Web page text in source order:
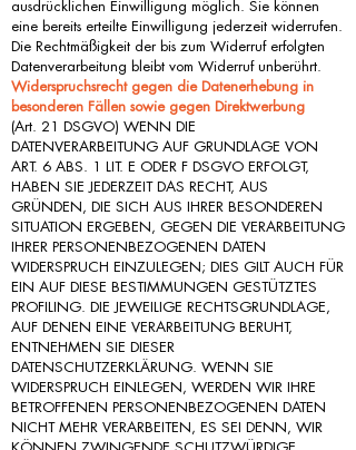
ausdrücklichen Einwilligung möglich. Sie können
eine bereits erteilte Einwilligung jederzeit widerrufen.
Die Rechtmäßigkeit der bis zum Widerruf erfolgten
Datenverarbeitung bleibt vom Widerruf unberührt.
Widerspruchsrecht gegen die Datenerhebung in
besonderen Fällen sowie gegen Direktwerbung
(Art. 21 DSGVO) WENN DIE
DATENVERARBEITUNG AUF GRUNDLAGE VON
ART. 6 ABS. 1 LIT. E ODER F DSGVO ERFOLGT,
HABEN SIE JEDERZEIT DAS RECHT, AUS
GRÜNDEN, DIE SICH AUS IHRER BESONDEREN
SITUATION ERGEBEN, GEGEN DIE VERARBEITUNG
IHRER PERSONENBEZOGENEN DATEN
WIDERSPRUCH EINZULEGEN; DIES GILT AUCH FÜR
EIN AUF DIESE BESTIMMUNGEN GESTÜTZTES
PROFILING. DIE JEWEILIGE RECHTSGRUNDLAGE,
AUF DENEN EINE VERARBEITUNG BERUHT,
ENTNEHMEN SIE DIESER
DATENSCHUTZERKLÄRUNG. WENN SIE
WIDERSPRUCH EINLEGEN, WERDEN WIR IHRE
BETROFFENEN PERSONENBEZOGENEN DATEN
NICHT MEHR VERARBEITEN, ES SEI DENN, WIR